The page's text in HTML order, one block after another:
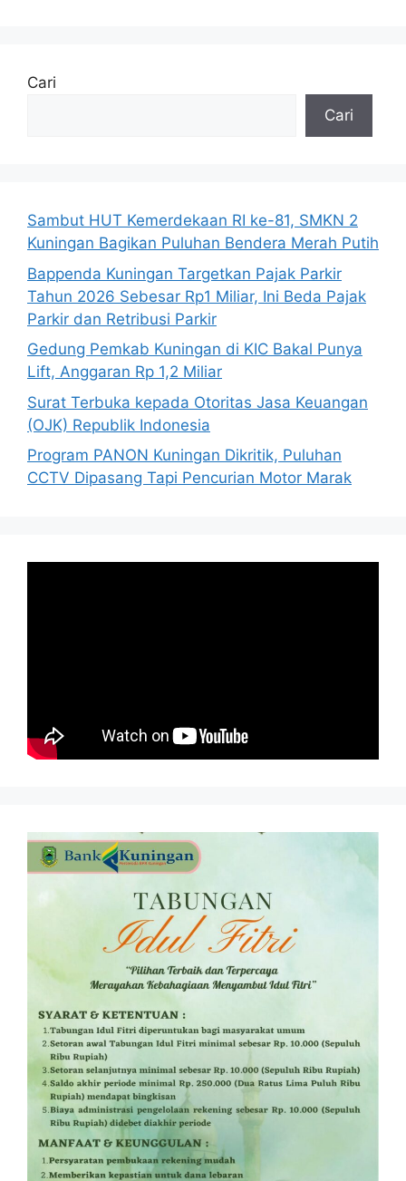
Cari
Cari
Sambut HUT Kemerdekaan RI ke-81, SMKN 2
Kuningan Bagikan Puluhan Bendera Merah Putih
Bappenda Kuningan Targetkan Pajak Parkir
Tahun 2026 Sebesar Rp1 Miliar, Ini Beda Pajak
Parkir dan Retribusi Parkir
Gedung Pemkab Kuningan di KIC Bakal Punya
Lift, Anggaran Rp 1,2 Miliar
Surat Terbuka kepada Otoritas Jasa Keuangan
(OJK) Republik Indonesia
Program PANON Kuningan Dikritik, Puluhan
CCTV Dipasang Tapi Pencurian Motor Marak